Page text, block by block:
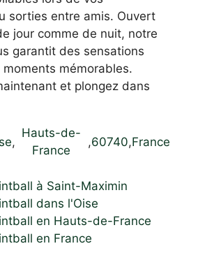
sorties entre amis. Ouvert
jour comme de nuit, notre
garantit des sensations
mémorables.
et plongez dans
,
Hauts-de-
France
,60740,France
à Saint-Maximin
dans l'Oise
en Hauts-de-France
en France